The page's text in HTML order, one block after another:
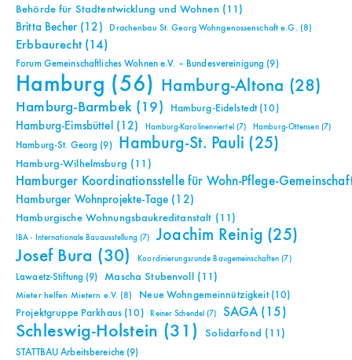
Behörde für Stadtentwicklung und Wohnen(11)
Britta Becher(12) Drachenbau St. Georg Wohngenossenschaft e.G. (8)
Erbbaurecht(14)
Forum Gemeinschaftliches Wohnen e.V. – Bundesvereinigung (9)
Hamburg (56) Hamburg-Altona (28)
Hamburg-Barmbek(19) Hamburg-Eidelstedt(10)
Hamburg-Eimsbüttel (12) Hamburg-Karolinenviertel (7) Hamburg-Ottensen(7)
Hamburg-St. Georg (9) Hamburg-St. Pauli (25)
Hamburg-Wilhelmsburg (11)
Hamburger Koordinationsstelle für Wohn-Pflege-
Hamburger Wohnprojekte-Tage (12)
Hamburgische Wohnungsbaukreditanstalt (11)
IBA - Internationale Bauausstellung (7) Joachim Reinig (25)
Josef Bura (30) Koordinierungsrunde Baugemeinschaften (7)
Lawaetz-Stiftung (9) Mascha Stubenvoll (11)
Mieter helfen Mietern e.V. (8) Neue Wohngemeinnützigkeit(10)
Projektgruppe Parkhaus (10) Reiner Schendel (7) SAGA(15)
Schleswig-Holstein (31) Solidarfond (11)
STATTBAU Arbeitsbereiche (9)